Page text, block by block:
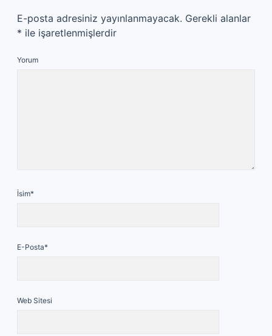
E-posta adresiniz yayınlanmayacak. Gerekli alanlar
* ile işaretlenmişlerdir
Yorum
İsim*
E-Posta*
Web Sitesi